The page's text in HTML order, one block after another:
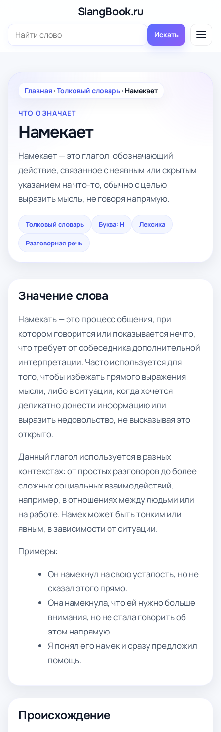
содержимому
SlangBook.ru
Поиск: Искать
Главная•Толковый словарь• Намекает
ЧТО ОЗНАЧАЕТ
Намекает
Намекает — это глагол, обозначающий
действие, связанное с неявным или скрытым
указанием на что-то, обычно с целью
выразить мысль, не говоря напрямую.
Толковый словарь Буква: Н Лексика
Разговорная речь
Значение слова
Намекать — это процесс общения, при
котором говорится или показывается нечто,
что требует от собеседника дополнительной
интерпретации. Часто используется для
того, чтобы избежать прямого выражения
мысли, либо в ситуации, когда хочется
деликатно донести информацию или
выразить недовольство, не высказывая это
открыто.
Данный глагол используется в разных
контекстах: от простых разговоров до более
сложных социальных взаимодействий,
например, в отношениях между людьми или
на работе. Намек может быть тонким или
явным, в зависимости от ситуации.
Примеры:
Он намекнул на свою усталость, но не
сказал этого прямо.
Она намекнула, что ей нужно больше
внимания, но не стала говорить об
этом напрямую.
Я понял его намек и сразу предложил
помощь.
Происхождение